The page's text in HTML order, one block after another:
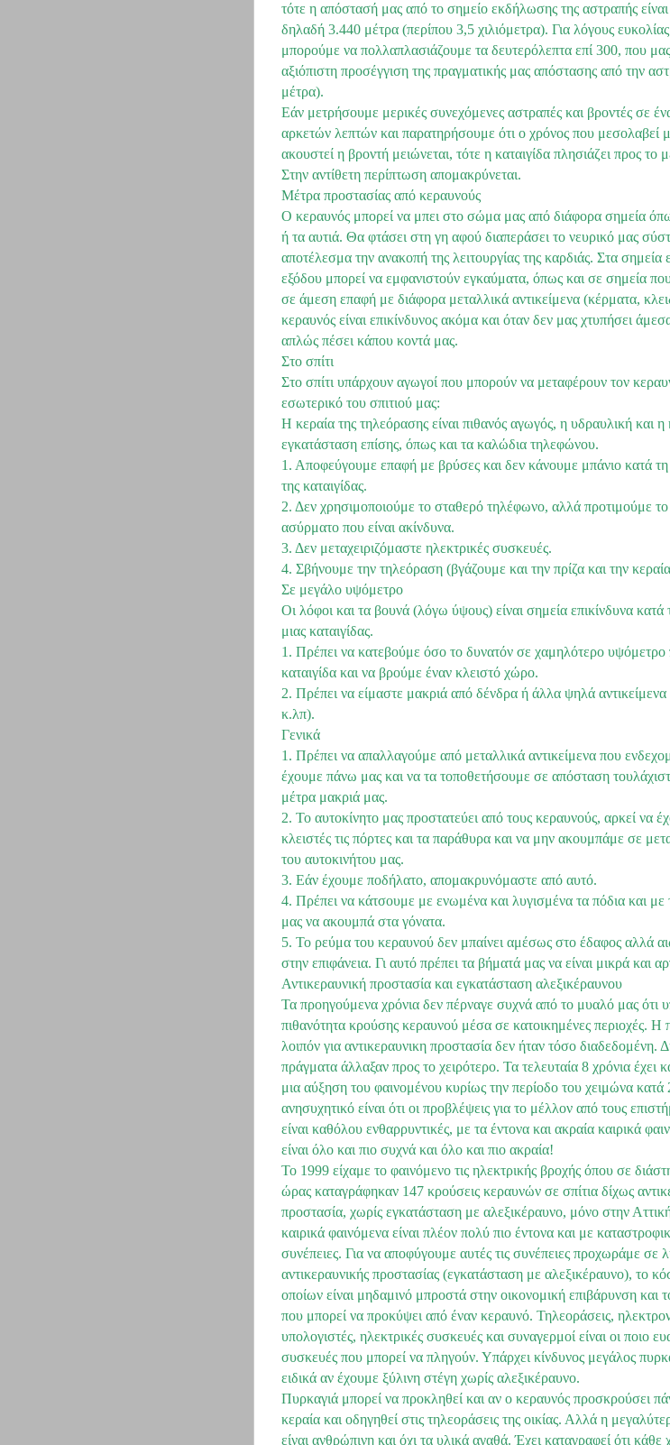
τότε η απόστασή μας από το σημείο εκδήλωσης της αστραπής
δηλαδή 3.440 μέτρα (περίπου 3,5 χιλιόμετρα). Για λόγους
μπορούμε να πολλαπλασιάζουμε τα δευτερόλεπτα επί 300, που μας
αξιόπιστη προσέγγιση της πραγματικής μας απόστασης από την
μέτρα).
Εάν μετρήσουμε μερικές συνεχόμενες αστραπές και βροντές σε
αρκετών λεπτών και παρατηρήσουμε ότι ο χρόνος που μεσολαβεί
ακουστεί η βροντή μειώνεται, τότε η καταιγίδα πλησιάζει προς το
Στην αντίθετη περίπτωση απομακρύνεται.
Μέτρα προστασίας από κεραυνούς
Ο κεραυνός μπορεί να μπει στο σώμα μας από διάφορα σημεία
ή τα αυτιά. Θα φτάσει στη γη αφού διαπεράσει το νευρικό μας
αποτέλεσμα την ανακοπή της λειτουργίας της καρδιάς. Στα σημεία
εξόδου μπορεί να εμφανιστούν εγκαύματα, όπως και σε σημεία
σε άμεση επαφή με διάφορα μεταλλικά αντικείμενα (κέρματα,
κεραυνός είναι επικίνδυνος ακόμα και όταν δεν μας χτυπήσει
απλώς πέσει κάπου κοντά μας.
Στο σπίτι
Στο σπίτι υπάρχουν αγωγοί που μπορούν να μεταφέρουν τον
εσωτερικό του σπιτιού μας:
Η κεραία της τηλεόρασης είναι πιθανός αγωγός, η υδραυλική και η
εγκατάσταση επίσης, όπως και τα καλώδια τηλεφώνου.
1. Αποφεύγουμε επαφή με βρύσες και δεν κάνουμε μπάνιο κατά τη
της καταιγίδας.
2. Δεν χρησιμοποιούμε το σταθερό τηλέφωνο, αλλά προτιμούμε το
ασύρματο που είναι ακίνδυνα.
3. Δεν μεταχειριζόμαστε ηλεκτρικές συσκευές.
4. Σβήνουμε την τηλεόραση (βγάζουμε και την πρίζα και την
Σε μεγάλο υψόμετρο
Οι λόφοι και τα βουνά (λόγω ύψους) είναι σημεία επικίνδυνα κατά
μιας καταιγίδας.
1. Πρέπει να κατεβούμε όσο το δυνατόν σε χαμηλότερο υψόμετρο
καταιγίδα και να βρούμε έναν κλειστό χώρο.
2. Πρέπει να είμαστε μακριά από δένδρα ή άλλα ψηλά
κ.λπ).
Γενικά
1. Πρέπει να απαλλαγούμε από μεταλλικά αντικείμενα που
έχουμε πάνω μας και να τα τοποθετήσουμε σε απόσταση
μέτρα μακριά μας.
2. Το αυτοκίνητο μας προστατεύει από τους κεραυνούς, αρκεί να
κλειστές τις πόρτες και τα παράθυρα και να μην ακουμπάμε σε
του αυτοκινήτου μας.
3. Εάν έχουμε ποδήλατο, απομακρυνόμαστε από αυτό.
4. Πρέπει να κάτσουμε με ενωμένα και λυγισμένα τα πόδια και με
μας να ακουμπά στα γόνατα.
5. Το ρεύμα του κεραυνού δεν μπαίνει αμέσως στο έδαφος αλλά
στην επιφάνεια. Γι αυτό πρέπει τα βήματά μας να είναι μικρά και
Αντικεραυνική προστασία και εγκατάσταση αλεξικέραυνου
Τα προηγούμενα χρόνια δεν πέρναγε συχνά από το μυαλό μας ότι
πιθανότητα κρούσης κεραυνού μέσα σε κατοικημένες περιοχές. Η
λοιπόν για αντικεραυνικη προστασία δεν ήταν τόσο διαδεδομένη.
πράγματα άλλαξαν προς το χειρότερο. Τα τελευταία 8 χρόνια έχει
μια αύξηση του φαινομένου κυρίως την περίοδο του χειμώνα
ανησυχητικό είναι ότι οι προβλέψεις για το μέλλον από τους
είναι καθόλου ενθαρρυντικές, με τα έντονα και ακραία καιρικά
είναι όλο και πιο συχνά και όλο και πιο ακραία!
Το 1999 είχαμε το φαινόμενο τις ηλεκτρικής βροχής όπου σε
ώρας καταγράφηκαν 147 κρούσεις κεραυνών σε σπίτια δίχως
προστασία, χωρίς εγκατάσταση με αλεξικέραυνο, μόνο στην
καιρικά φαινόμενα είναι πλέον πολύ πιο έντονα και με
συνέπειες. Για να αποφύγουμε αυτές τις συνέπειες προχωράμε σε
αντικεραυνικής προστασίας (εγκατάσταση με αλεξικέραυνο), το
οποίων είναι μηδαμινό μπροστά στην οικονομική επιβάρυνση και
που μπορεί να προκύψει από έναν κεραυνό. Τηλεοράσεις,
υπολογιστές, ηλεκτρικές συσκευές και συναγερμοί είναι οι ποιο
συσκευές που μπορεί να πληγούν. Υπάρχει κίνδυνος μεγάλος
ειδικά αν έχουμε ξύλινη στέγη χωρίς αλεξικέραυνο.
Πυρκαγιά μπορεί να προκληθεί και αν ο κεραυνός προσκρούσει
κεραία και οδηγηθεί στις τηλεοράσεις της οικίας. Αλλά η
είναι ανθρώπινη και όχι τα υλικά αγαθά. Έχει καταγραφεί ότι κάθε